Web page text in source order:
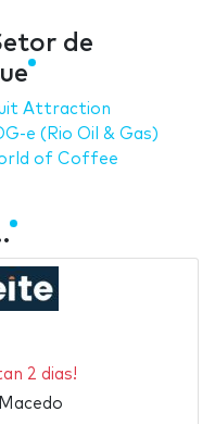
de
Attraction
e (Rio Oil & Gas)
of Coffee
2 dias!